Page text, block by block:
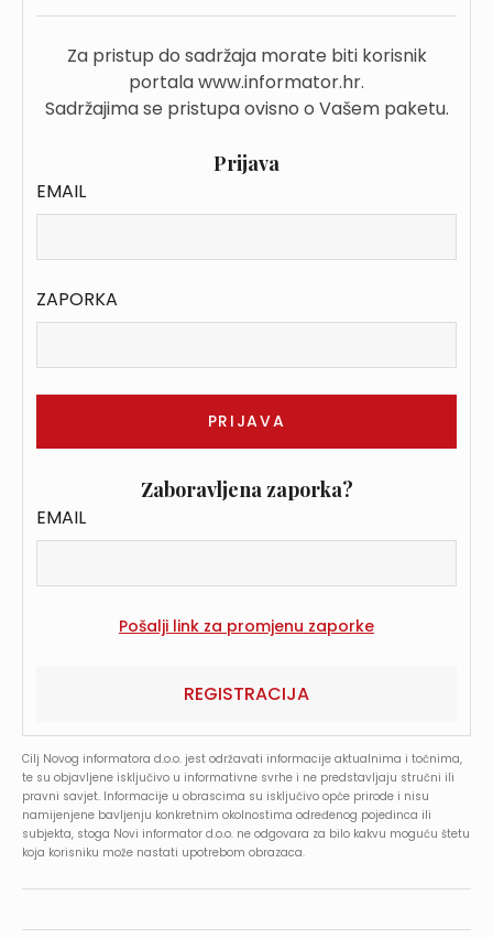
Za pristup do sadržaja morate biti korisnik
portala www.informator.hr.
Sadržajima se pristupa ovisno o Vašem paketu.
Prijava
EMAIL
ZAPORKA
Zaboravljena zaporka?
EMAIL
REGISTRACIJA
Cilj Novog informatora d.o.o. jest održavati informacije aktualnima i točnima,
te su objavljene isključivo u informativne svrhe i ne predstavljaju stručni ili
pravni savjet. Informacije u obrascima su isključivo opće prirode i nisu
namijenjene bavljenju konkretnim okolnostima određenog pojedinca ili
subjekta, stoga Novi informator d.o.o. ne odgovara za bilo kakvu moguću štetu
koja korisniku može nastati upotrebom obrazaca.